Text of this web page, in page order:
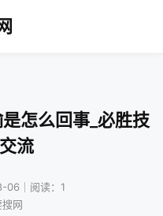
怎么回事_必胜技
流
06｜阅读：1
网